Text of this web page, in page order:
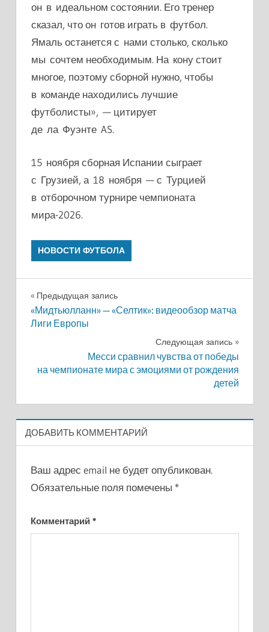
он в идеальном состоянии. Его тренер
сказал, что он готов играть в футбол.
Ямаль останется с нами столько, сколько
мы сочтем необходимым. На кону стоит
многое, поэтому сборной нужно, чтобы
в команде находились лучшие
футболисты», — цитирует
де ла Фуэнте AS.
15 ноября сборная Испании сыграет
с Грузией, а 18 ноября — с Турцией
в отборочном турнире чемпионата
мира-2026.
НОВОСТИ ФУТБОЛА
Навигация
по
Предыдущая запись
«Мидтьюлланн» — «Селтик»: видеообзор матча
Лиги Европы
Следующая запись
Месси сравнил чувства от победы
на чемпионате мира с эмоциями от рождения
детей
ДОБАВИТЬ КОММЕНТАРИЙ
Ваш адрес email не будет опубликован.
Обязательные поля помечены *
Комментарий *